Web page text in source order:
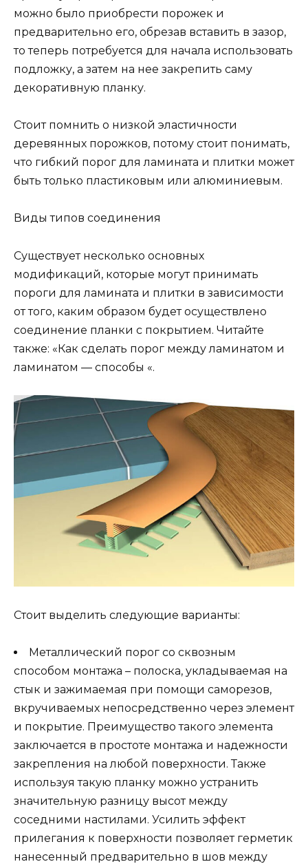
можно было приобрести порожек и
предварительно его, обрезав вставить в зазор,
то теперь потребуется для начала использовать
подложку, а затем на нее закрепить саму
декоративную планку.
Стоит помнить о низкой эластичности
деревянных порожков, потому стоит понимать,
что гибкий порог для ламината и плитки может
быть только пластиковым или алюминиевым.
Виды типов соединения
Существует несколько основных
модификаций, которые могут принимать
пороги для ламината и плитки в зависимости
от того, каким образом будет осуществлено
соединение планки с покрытием. Читайте
также: «Как сделать порог между ламинатом и
ламинатом — способы «.
Стоит выделить следующие варианты:
Металлический порог со сквозным
способом монтажа – полоска, укладываемая на
стык и зажимаемая при помощи саморезов,
вкручиваемых непосредственно через элемент
и покрытие. Преимущество такого элемента
заключается в простоте монтажа и надежности
закрепления на любой поверхности. Также
используя такую планку можно устранить
значительную разницу высот между
соседними настилами. Усилить эффект
прилегания к поверхности позволяет герметик
нанесенный предварительно в шов между